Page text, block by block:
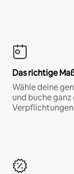
Das richtige
Wähle deine
und buche